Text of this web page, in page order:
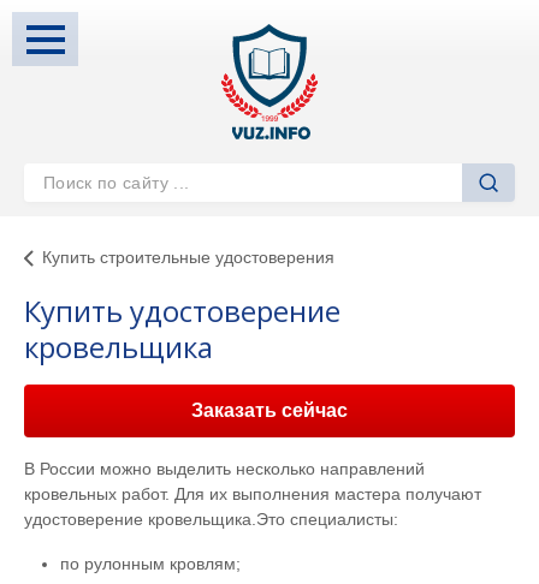
Купить строительные удостоверения
Купить удостоверение
кровельщика
Заказать сейчас
В России можно выделить несколько направлений
кровельных работ. Для их выполнения мастера получают
удостоверение кровельщика.Это специалисты:
по рулонным кровлям;